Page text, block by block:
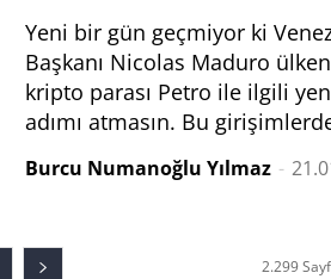
Yeni bir gün geçmiyor ki
Başkanı Nicolas Maduro
kripto parası Petro ile ilgili
adımı atmasın. Bu
Burcu Numanoğlu Yılmaz -
2.299